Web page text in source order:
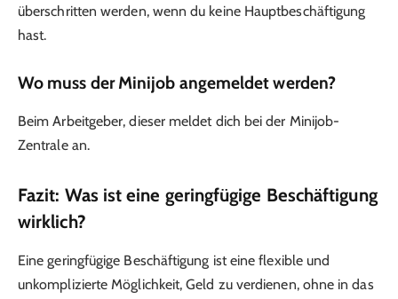
überschritten werden, wenn du keine Hauptbeschäftigung
hast.
Wo muss der Minijob angemeldet werden?
Beim Arbeitgeber, dieser meldet dich bei der Minijob-
Zentrale an.
Fazit: Was ist eine geringfügige Beschäftigung
wirklich?
Eine geringfügige Beschäftigung ist eine flexible und
unkomplizierte Möglichkeit, Geld zu verdienen, ohne in das